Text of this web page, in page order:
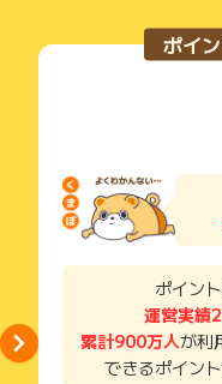
ポイ
ポイン
運営実績
累計900万人が利
できるポイン